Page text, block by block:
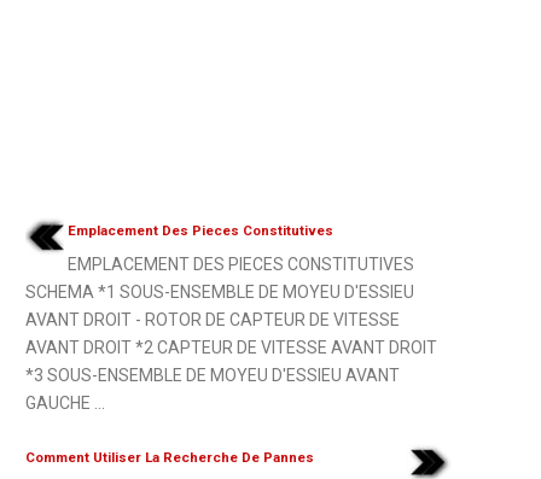
Emplacement Des Pieces Constitutives
EMPLACEMENT DES PIECES CONSTITUTIVES
SCHEMA *1 SOUS-ENSEMBLE DE MOYEU D'ESSIEU
AVANT DROIT - ROTOR DE CAPTEUR DE VITESSE
AVANT DROIT *2 CAPTEUR DE VITESSE AVANT DROIT
*3 SOUS-ENSEMBLE DE MOYEU D'ESSIEU AVANT
GAUCHE ...
Comment Utiliser La Recherche De Pannes